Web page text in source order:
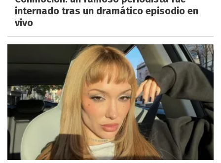
internado tras un dramático episodio en
vivo